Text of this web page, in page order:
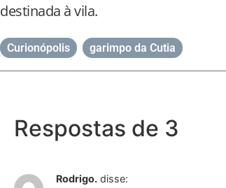
destinada à vila.
Curionópolis garimpo da Cutia
Respostas de 3
Rodrigo. disse: